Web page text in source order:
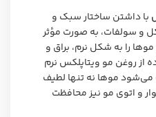
با داشتن ساختار سبک و
و سولفات، به صورت مؤثر
را به شکل نرم، براق و
از روغن مو ویتاپلکس نرم
موها نه تنها لطیف
و اتوی مو نیز محافظت